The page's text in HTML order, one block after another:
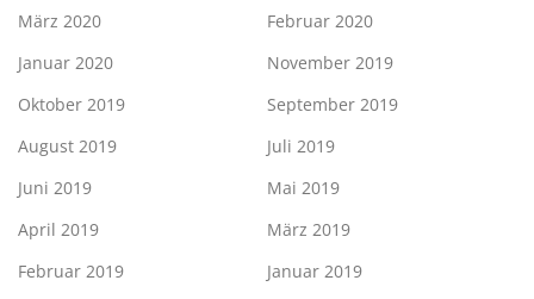
März 2020
Februar 2020
Januar 2020
November 2019
Oktober 2019
September 2019
August 2019
Juli 2019
Juni 2019
Mai 2019
April 2019
März 2019
Februar 2019
Januar 2019